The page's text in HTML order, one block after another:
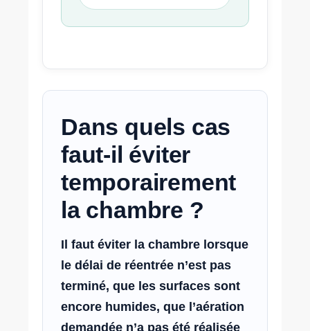
Dans quels cas
faut-il éviter
temporairement
la chambre ?
Il faut éviter la chambre lorsque
le délai de réentrée n’est pas
terminé, que les surfaces sont
encore humides, que l’aération
demandée n’a pas été réalisée